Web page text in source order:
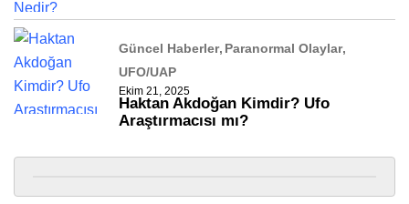
Güncel Haberler Paranormal Olaylar
UFO/UAP
Ekim 21, 2025
Haktan Akdoğan Kimdir? Ufo
Araştırmacısı mı?